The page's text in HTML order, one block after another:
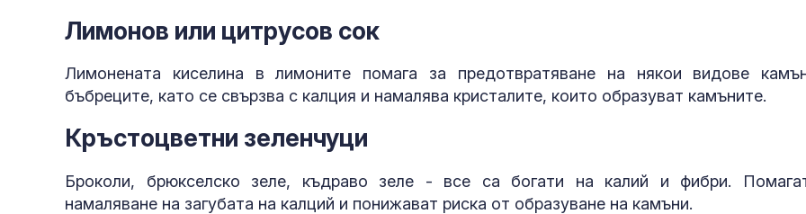
Лимонов или цитрусов сок
Лимонената киселина в лимоните помага за предотвратяване на някои видове
бъбреците, като се свързва с калция и намалява кристалите, които образуват камъните.
Кръстоцветни зеленчуци
Броколи, брюкселско зеле, къдраво зеле - все са богати на калий и фибри.
намаляване на загубата на калций и понижават риска от образуване на камъни.
Съдът
След гонка с